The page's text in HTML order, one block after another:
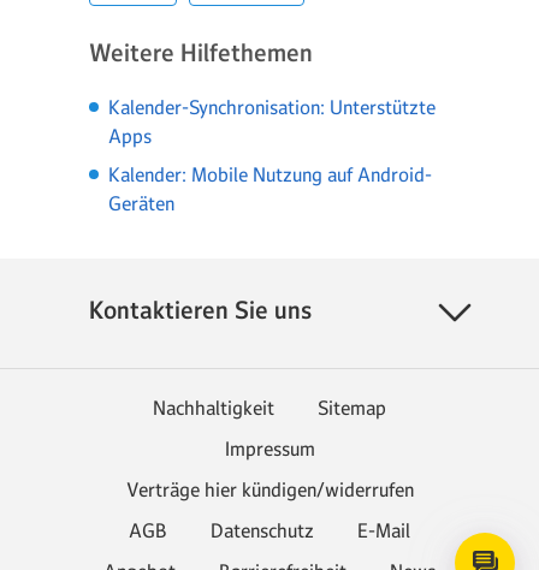
Weitere Hilfethemen
Kalender-Synchronisation: Unterstützte
Apps
Kalender: Mobile Nutzung auf Android-
Geräten
Kontaktieren Sie uns
Nachhaltigkeit
Sitemap
Impressum
Verträge hier kündigen/widerrufen
AGB
Datenschutz
E-Mail